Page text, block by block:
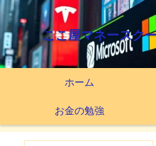
ここ屋マネースク
ホーム
お金の勉強